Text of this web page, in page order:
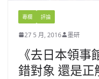
專欄 評論
27 5 月, 2016 墨研
《去日本領
錯對象 還是正